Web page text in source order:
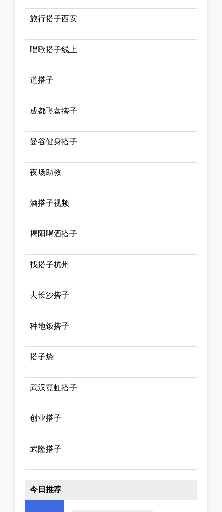
旅行搭子西安
唱歌搭子线上
道搭子
成都飞盘搭子
曼谷健身搭子
夜场助教
酒搭子视频
揭阳喝酒搭子
找搭子杭州
去长沙搭子
种地饭搭子
搭子烧
武汉霓虹搭子
创业搭子
武隆搭子
今日推荐